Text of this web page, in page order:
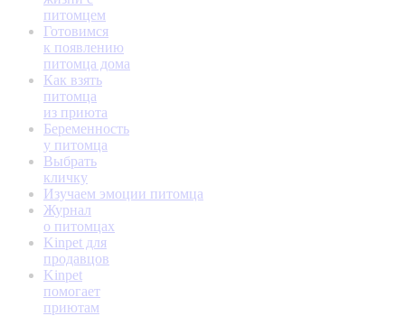
питомцем
Готовимся
к появлению
питомца дома
Как взять
питомца
из приюта
Беременность
у питомца
Выбрать
кличку
Изучаем эмоции питомца
Журнал
о питомцах
Kinpet для
продавцов
Kinpet
помогает
приютам